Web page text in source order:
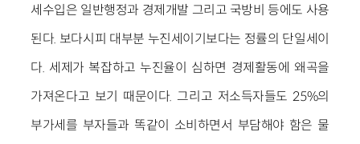
세수입은 일반행정과 경제개발 그리고 국방비 등에도 사용
된다. 보다시피 대부분 누진세이기보다는 정률의 단일세이
다. 세제가 복잡하고 누진율이 심하면 경제활동에 왜곡을
가져온다고 보기 때문이다. 그리고 저소득자들도 25%의
부가세를 부자들과 똑같이 소비하면서 부담해야 함은 물